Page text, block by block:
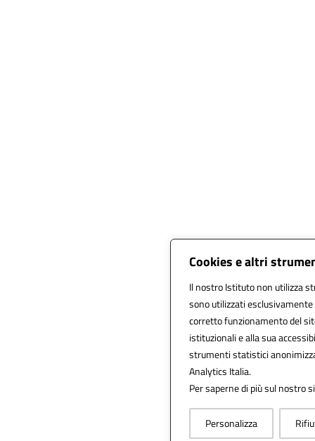
Cookies e altri
Il nostro Istituto non utilizza
sono utilizzati
corretto funzionamento del
istituzionali e alla sua
strumenti statistici
Analytics Italia.
Per saperne di più sul nostro
Personalizza